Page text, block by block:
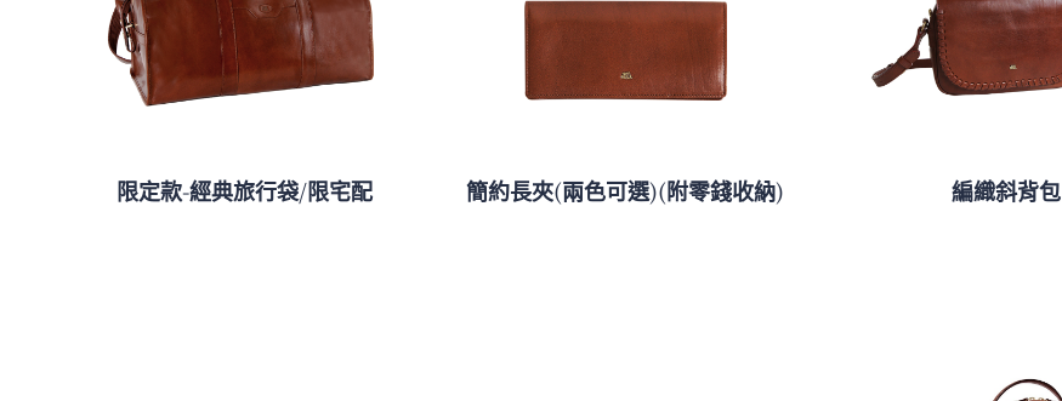
限定款-經典旅行袋/限宅配 簡約長夾(兩色可選)(附零錢收納) 編織斜背包